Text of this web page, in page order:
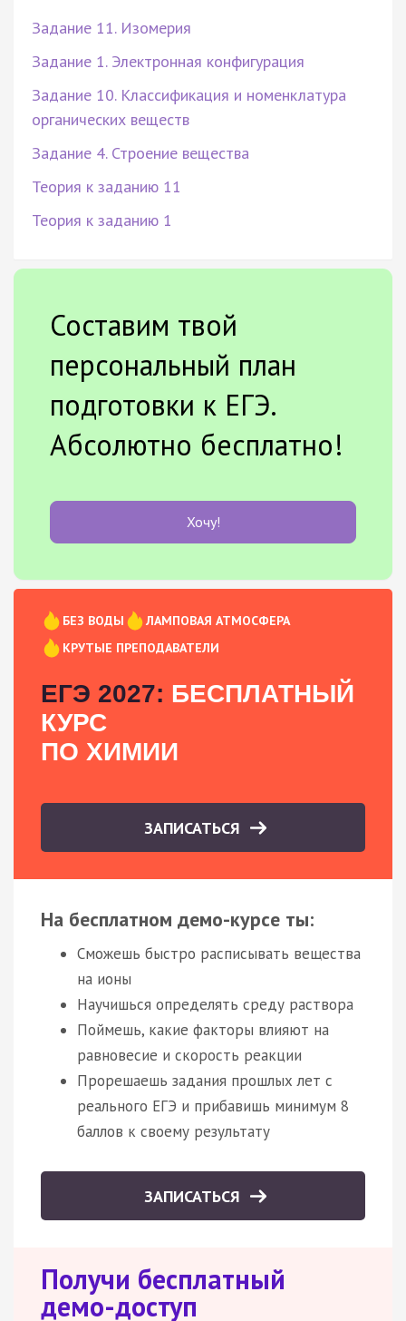
Задание 11. Изомерия
Задание 1. Электронная конфигурация
Задание 10. Классификация и номенклатура
органических веществ
Задание 4. Строение вещества
Теория к заданию 11
Теория к заданию 1
Составим твой
персональный план
подготовки к ЕГЭ.
Абсолютно бесплатно!
Хочу!
БЕЗ ВОДЫ
ЛАМПОВАЯ АТМОСФЕРА
КРУТЫЕ ПРЕПОДАВАТЕЛИ
ЕГЭ 2027: БЕСПЛАТНЫЙ
КУРС
ПО ХИМИИ
ЗАПИСАТЬСЯ
На бесплатном демо-курсе ты:
Сможешь быстро расписывать вещества
на ионы
Научишься определять среду раствора
Поймешь, какие факторы влияют на
равновесие и скорость реакции
Прорешаешь задания прошлых лет с
реального ЕГЭ и прибавишь минимум 8
баллов к своему результату
ЗАПИСАТЬСЯ
Получи бесплатный
демо-доступ